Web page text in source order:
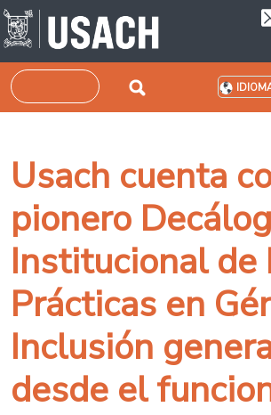
Pasar al contenido principal
Buscar
Usach cuenta
pionero
Institucional de
Prácticas en
Inclusión
desde el